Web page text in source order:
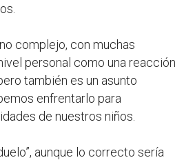
complejo, con muchas
personal como una reacción
también es un asunto
enfrentarlo para
de nuestros niños.
aunque lo correcto sería